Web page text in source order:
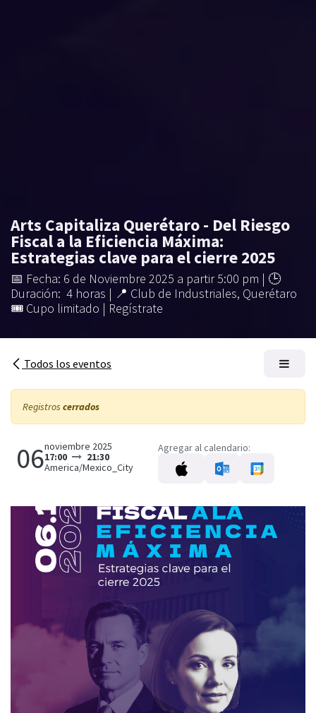
Arts Capitaliza Querétaro - Del Riesgo
Fiscal a la Eficiencia Máxima:
Estrategias clave para el cierre 2025
​📅 Fecha: 6 de Noviembre 2025 a partir 5:00 pm | 🕒
Duración: 4 horas | 📍 Club de Industriales, Querétaro
🎟 Cupo limitado | Regístrate
Todos los eventos
Registros cerrados
06noviembre 2025
17:00
21:30
America/Mexico_City
Agregar al calendario: